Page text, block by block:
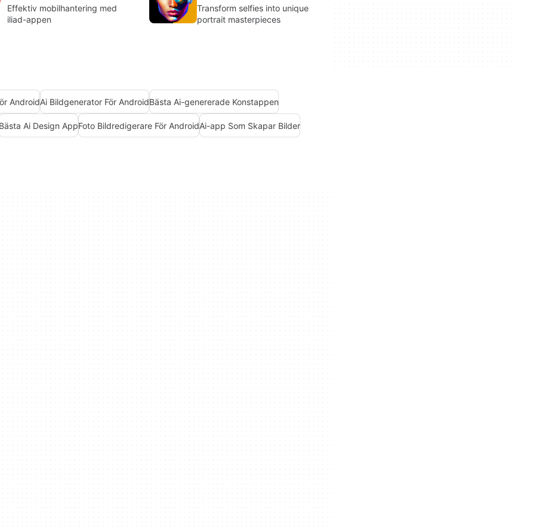
Effektiv mobilhantering med
iliad-appen
Transform selfies into unique
portrait masterpieces
AndroidAi Bildgenerator För AndroidBästa Ai-genererade Konstappen
Bästa Ai Design AppFoto Bildredigerare För AndroidAi-app Som Skapar Bilder